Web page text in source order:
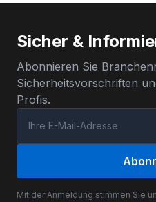
Sicher &
Abonnieren Sie
Sicherheitsvorschriften
Profis.
Mit der Anmeldung stimmen Sie